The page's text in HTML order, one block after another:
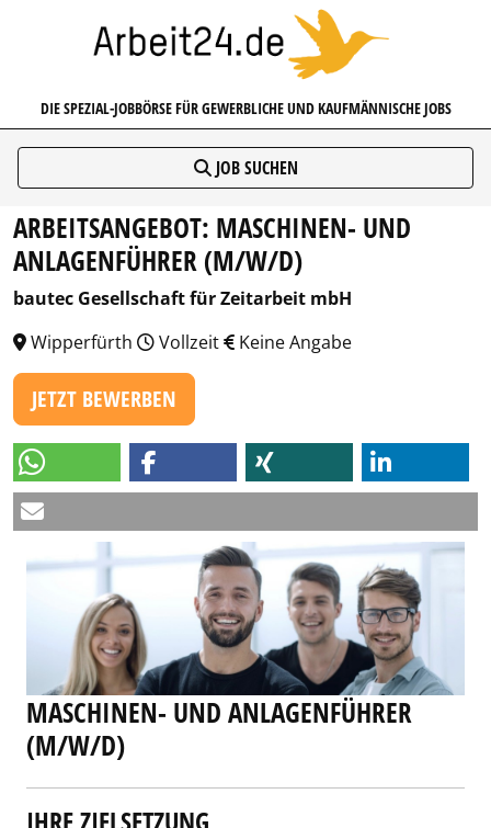
ARBEIT24.DE
DIE SPEZIAL-JOBBÖRSE FÜR GEWERBLICHE UND KAUFMÄNNISCHE JOBS
JOB SUCHEN
ARBEITSANGEBOT: MASCHINEN- UND
ANLAGENFÜHRER (M/W/D)
bautec Gesellschaft für Zeitarbeit mbH
Wipperfürth
Vollzeit Keine Angabe
JETZT BEWERBEN
MASCHINEN- UND ANLAGENFÜHRER
(M/W/D)